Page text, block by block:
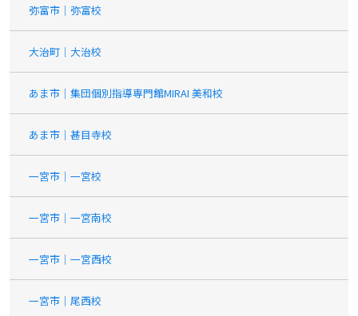
弥富市｜弥富校
大治町｜大治校
あま市｜集団個別指導専門館MIRAI 美和校
あま市｜甚目寺校
一宮市｜一宮校
一宮市｜一宮南校
一宮市｜一宮西校
一宮市｜尾西校